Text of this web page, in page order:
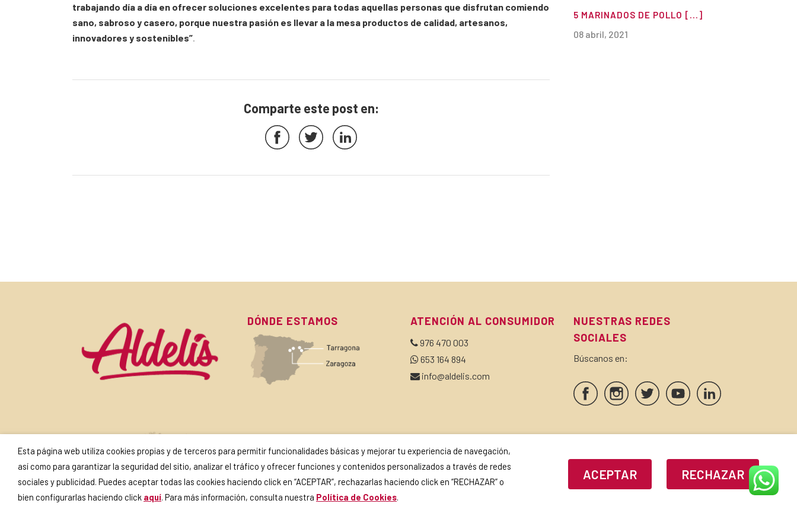
trabajando día a día en ofrecer soluciones excelentes para todas aquellas personas que disfrutan comiendo
sano, sabroso y casero, porque nuestra pasión es llevar a la mesa productos de calidad, artesanos,
innovadores y sostenibles”.
Comparte este post en:
5 MARINADOS DE POLLO [...]
08 abril, 2021
DÓNDE ESTAMOS ATENCIÓN AL CONSUMIDOR
976 470 003
653 164 894
info@aldelis.com
NUESTRAS REDES
SOCIALES
Búscanos en:
Si continúas, aceptas lapolítica de privacidad
Esta página web utiliza cookies propias y de terceros para permitir funcionalidades básicas y mejorar tu experiencia de navegación,
así como para garantizar la seguridad del sitio, analizar el tráfico y ofrecer funciones y contenidos personalizados a través de redes
sociales y publicidad. Puedes aceptar todas las cookies haciendo click en “ACEPTAR”, rechazarlas haciendo click en “RECHAZAR” o
bien configurarlas haciendo click aquí. Para más información, consulta nuestra Política de Cookies.
ACEPTAR RECHAZAR